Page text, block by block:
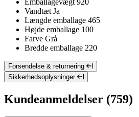
Emballagevægt 920
Vandtæt Ja
Længde emballage 465
Højde emballage 100
Farve Grå
Bredde emballage 220
Forsendelse & returnering
Sikkerhedsoplysninger
Kundeanmeldelser (759)